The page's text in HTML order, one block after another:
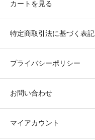
カートを見る
特定商取引法に基づく表記
プライバシーポリシー
お問い合わせ
マイアカウント